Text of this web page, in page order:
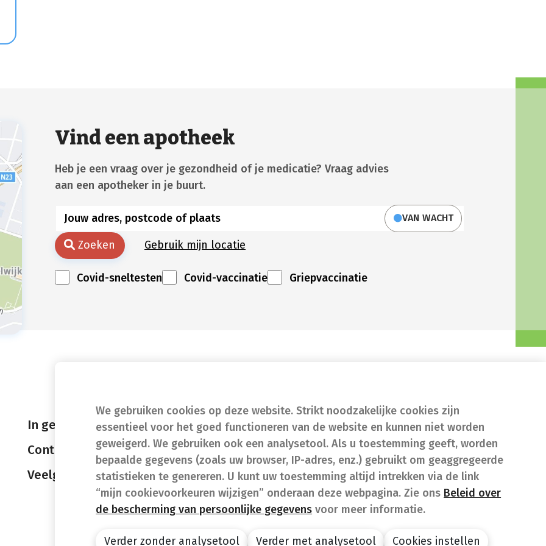
We gebruiken cookies op deze website. Strikt noodzakelijke cookies zijn
essentieel voor het goed functioneren van de website en kunnen niet worden
geweigerd. We gebruiken ook een analysetool. Als u toestemming geeft, worden
bepaalde gegevens (zoals uw browser, IP-adres, enz.) gebruikt om geaggregeerde
statistieken te genereren. U kunt uw toestemming altijd intrekken via de link
“mijn cookievoorkeuren wijzigen” onderaan deze webpagina. Zie ons Beleid over
de bescherming van persoonlijke gegevens voor meer informatie.
Verder zonder analysetool Verder met analysetool Cookies instellen
Vind een apotheek
Heb je een vraag over je gezondheid of je medicatie? Vraag advies
aan een apotheker in je buurt.
VAN WACHT
Zoeken Gebruik mijn locatie
Covid-sneltesten Covid-vaccinatie Griepvaccinatie
In geval van nood
Contact
Veelgestelde vragen (FAQ)